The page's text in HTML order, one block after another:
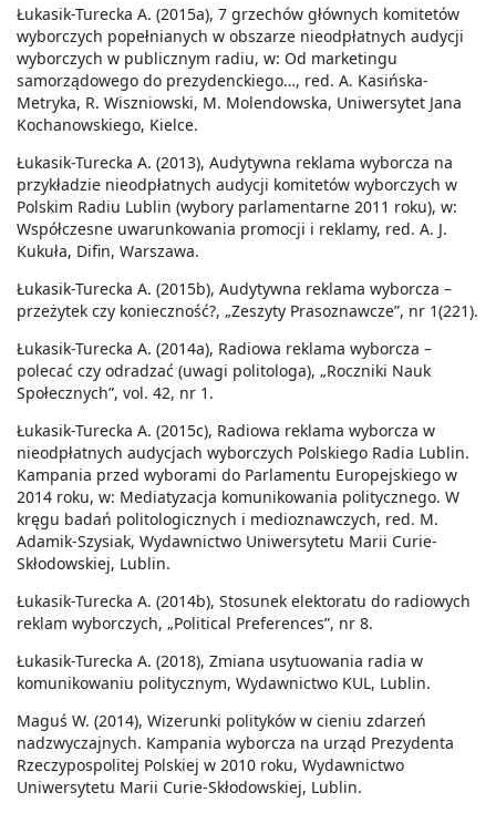
Łukasik-Turecka A. (2015a), 7 grzechów głównych komitetów
wyborczych popełnianych w obszarze nieodpłatnych audycji
wyborczych w publicznym radiu, w: Od marketingu
samorządowego do prezydenckiego…, red. A. Kasińska-
Metryka, R. Wiszniowski, M. Molendowska, Uniwersytet Jana
Kochanowskiego, Kielce.
Łukasik-Turecka A. (2013), Audytywna reklama wyborcza na
przykładzie nieodpłatnych audycji komitetów wyborczych w
Polskim Radiu Lublin (wybory parlamentarne 2011 roku), w:
Współczesne uwarunkowania promocji i reklamy, red. A. J.
Kukuła, Difin, Warszawa.
Łukasik-Turecka A. (2015b), Audytywna reklama wyborcza –
przeżytek czy konieczność?, „Zeszyty Prasoznawcze”, nr 1(221).
Łukasik-Turecka A. (2014a), Radiowa reklama wyborcza –
polecać czy odradzać (uwagi politologa), „Roczniki Nauk
Społecznych”, vol. 42, nr 1.
Łukasik-Turecka A. (2015c), Radiowa reklama wyborcza w
nieodpłatnych audycjach wyborczych Polskiego Radia Lublin.
Kampania przed wyborami do Parlamentu Europejskiego w
2014 roku, w: Mediatyzacja komunikowania politycznego. W
kręgu badań politologicznych i medioznawczych, red. M.
Adamik-Szysiak, Wydawnictwo Uniwersytetu Marii Curie-
Skłodowskiej, Lublin.
Łukasik-Turecka A. (2014b), Stosunek elektoratu do radiowych
reklam wyborczych, „Political Preferences”, nr 8.
Łukasik-Turecka A. (2018), Zmiana usytuowania radia w
komunikowaniu politycznym, Wydawnictwo KUL, Lublin.
Maguś W. (2014), Wizerunki polityków w cieniu zdarzeń
nadzwyczajnych. Kampania wyborcza na urząd Prezydenta
Rzeczypospolitej Polskiej w 2010 roku, Wydawnictwo
Uniwersytetu Marii Curie-Skłodowskiej, Lublin.